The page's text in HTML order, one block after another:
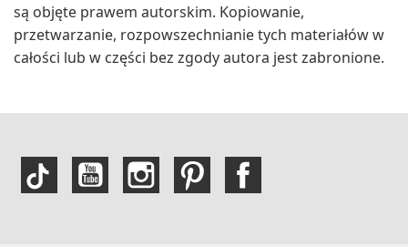
są objęte prawem autorskim. Kopiowanie,
przetwarzanie, rozpowszechnianie tych materiałów w
całości lub w części bez zgody autora jest zabronione.